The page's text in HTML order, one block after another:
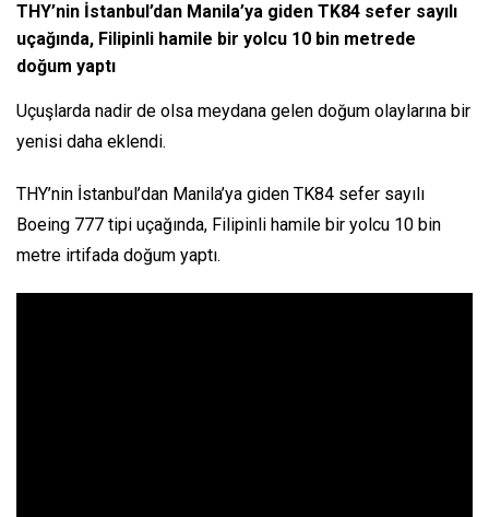
THY’nin İstanbul’dan Manila’ya giden TK84 sefer sayılı
uçağında, Filipinli hamile bir yolcu 10 bin metrede
doğum yaptı
Uçuşlarda nadir de olsa meydana gelen doğum olaylarına bir
yenisi daha eklendi.
THY’nin İstanbul’dan Manila’ya giden TK84 sefer sayılı
Boeing 777 tipi uçağında, Filipinli hamile bir yolcu 10 bin
metre irtifada doğum yaptı.